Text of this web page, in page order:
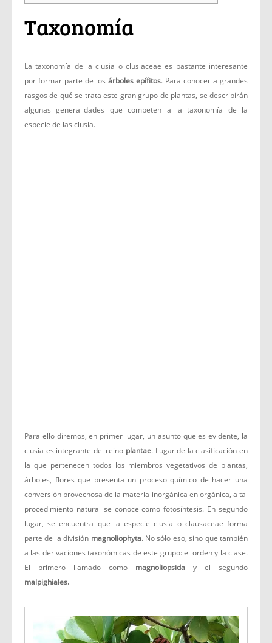
Taxonomía
La taxonomía de la clusia o clusiaceae es bastante interesante
por formar parte de los árboles epífitos. Para conocer a grandes
rasgos de qué se trata este gran grupo de plantas, se describirán
algunas generalidades que competen a la taxonomía de la
especie de las clusia.
Para ello diremos, en primer lugar, un asunto que es evidente, la
clusia es integrante del reino plantae. Lugar de la clasificación en
la que pertenecen todos los miembros vegetativos de plantas,
árboles, flores que presenta un proceso químico de hacer una
conversión provechosa de la materia inorgánica en orgánica, a tal
procedimiento natural se conoce como fotosíntesis. En segundo
lugar, se encuentra que la especie clusia o clausaceae forma
parte de la división magnoliophyta. No sólo eso, sino que también
a las derivaciones taxonómicas de este grupo: el orden y la clase.
El primero llamado como magnoliopsida y el segundo
malpighiales.